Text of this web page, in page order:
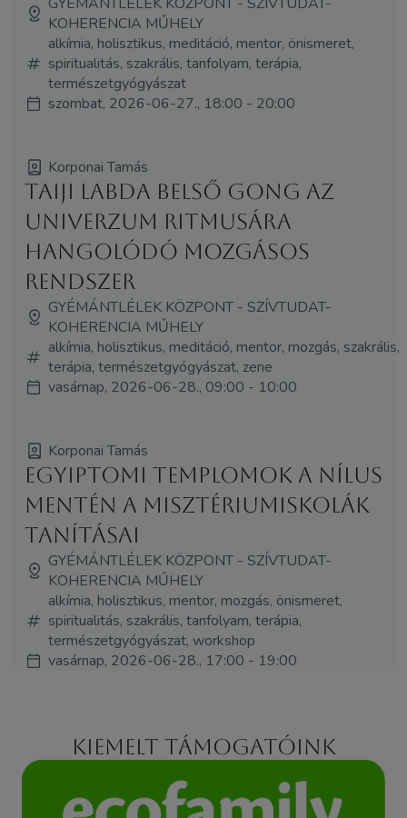
KOHERENCIA MŰHELY
alkímia, holisztikus, meditáció, mentor, önismeret,
spiritualitás, szakrális, tanfolyam, terápia,
természetgyógyászat
szombat, 2026-06-27., 18:00 - 20:00
Korponai Tamás
Taiji labda Belső Gong Az
Univerzum ritmusára
hangolódó mozgásos
rendszer
GYÉMÁNTLÉLEK KÖZPONT - SZÍVTUDAT-
KOHERENCIA MŰHELY
alkímia, holisztikus, meditáció, mentor, mozgás, szakrális,
terápia, természetgyógyászat, zene
vasárnap, 2026-06-28., 09:00 - 10:00
Korponai Tamás
Egyiptomi templomok a Nílus
mentén A misztériumiskolák
tanításai
GYÉMÁNTLÉLEK KÖZPONT - SZÍVTUDAT-
KOHERENCIA MŰHELY
alkímia, holisztikus, mentor, mozgás, önismeret,
spiritualitás, szakrális, tanfolyam, terápia,
természetgyógyászat, workshop
vasárnap, 2026-06-28., 17:00 - 19:00
Kiemelt támogatóink